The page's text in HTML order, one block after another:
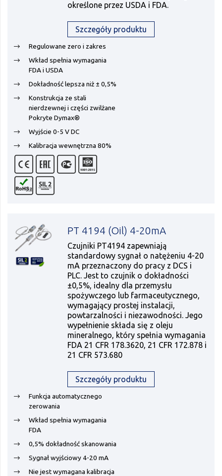
określone przez USDA i FDA.
Szczegóły produktu
Regulowane zero i zakres
Wkład spełnia wymagania
FDA i USDA
Dokładność lepsza niż ± 0,5%
Konstrukcja ze stali
nierdzewnej i części zwilżane
Pokryte Dymax®
Wyjście 0-5 V DC
Kalibracja wewnętrzna 80%
PT 4194 (Oil) 4-20mA
Czujniki PT4194 zapewniają
standardowy sygnał o natężeniu 4-20
mA przeznaczony do pracy z DCS i
PLC. Jest to czujnik o dokładności
±0,5%, idealny dla przemysłu
spożywczego lub farmaceutycznego,
wymagający prostej instalacji,
powtarzalności i niezawodności. Jego
wypełnienie składa się z oleju
mineralnego, który spełnia wymagania
FDA 21 CFR 178.3620, 21 CFR 172.878 i
21 CFR 573.680
Szczegóły produktu
Funkcja automatycznego
zerowania
Wkład spełnia wymagania
FDA
0,5% dokładność skanowania
Sygnał wyjściowy 4-20 mA
Nie jest wymagana kalibracja